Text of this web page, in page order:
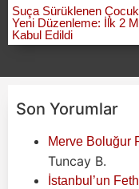
Suça Sürüklenen
Yeni Düzenleme: İlk 2
Kabul Edildi
Son Yorumlar
Merve Boluğur
Tuncay B.
İstanbul’un